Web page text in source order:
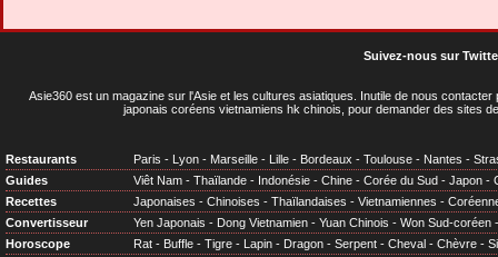
Suivez-nous sur
Asie360 est un magazine sur l'Asie et les cultures asiatiques . Inutile de nous
japonais coréens vietnamiens hk chinois, pour demander des sites
Restaurants Paris - Lyon - Marseille - Lille - Bordeaux - Toulouse - Nantes -
Guides
Viêt Nam - Thaïlande - Indonésie - Chine - Corée du Sud - Japon -
Recettes
Japonaises - Chinoises - Thaïlandaises - Vietnamiennes -
Convertisseur
Yen Japonais - Dong Vietnamien - Yuan Chinois - Won Sud-coréen
Horoscope
Rat - Buffle - Tigre - Lapin - Dragon - Serpent - Cheval - Chèvre -